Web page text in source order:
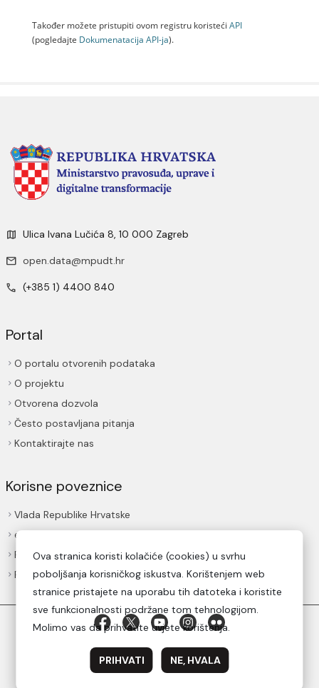
Također možete pristupiti ovom registru koristeći API
(pogledajte Dokumenаtаcijа API-jа).